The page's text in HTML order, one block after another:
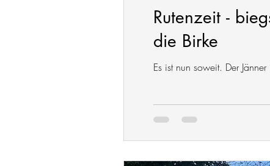
Rutenzeit -
die Birke
Es ist nun soweit. Der